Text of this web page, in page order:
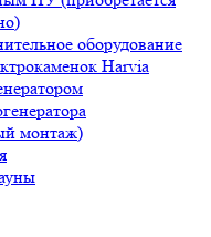
оборудование
Harvia
монтаж)